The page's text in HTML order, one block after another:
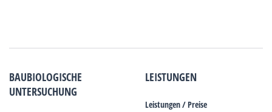
BAUBIOLOGISCHE
UNTERSUCHUNG
LEISTUNGEN
Leistungen / Preise